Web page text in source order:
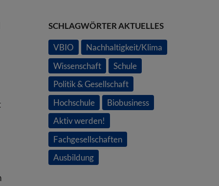
SCHLAGWÖRTER AKTUELLES
VBIO
Nachhaltigkeit/Klima
Wissenschaft
Schule
Politik & Gesellschaft
Hochschule
Biobusiness
Aktiv werden!
Fachgesellschaften
Ausbildung